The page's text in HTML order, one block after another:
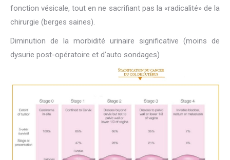
fonction vésicale, tout en ne sacrifiant pas la «radicalité» de la
chirurgie (berges saines).
Diminution de la morbidité urinaire significative (moins de
dysurie post-opératoire et d’auto sondages)